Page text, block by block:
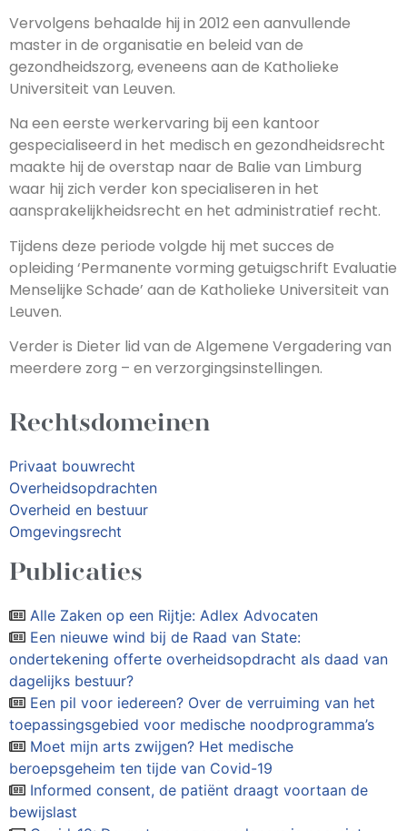
Vervolgens behaalde hij in 2012 een aanvullende
master in de organisatie en beleid van de
gezondheidszorg, eveneens aan de Katholieke
Universiteit van Leuven.
Na een eerste werkervaring bij een kantoor
gespecialiseerd in het medisch en gezondheidsrecht
maakte hij de overstap naar de Balie van Limburg
waar hij zich verder kon specialiseren in het
aansprakelijkheidsrecht en het administratief recht.
Tijdens deze periode volgde hij met succes de
opleiding ‘Permanente vorming getuigschrift Evaluatie
Menselijke Schade’ aan de Katholieke Universiteit van
Leuven.
Verder is Dieter lid van de Algemene Vergadering van
meerdere zorg – en verzorgingsinstellingen.
Rechtsdomeinen
Privaat bouwrecht
Overheidsopdrachten
Overheid en bestuur
Omgevingsrecht
Publicaties
Alle Zaken op een Rijtje: Adlex Advocaten
Een nieuwe wind bij de Raad van State:
ondertekening offerte overheidsopdracht als daad van
dagelijks bestuur?
Een pil voor iedereen? Over de verruiming van het
toepassingsgebied voor medische noodprogramma’s
Moet mijn arts zwijgen? Het medische
beroepsgeheim ten tijde van Covid-19
Informed consent, de patiënt draagt voortaan de
bewijslast